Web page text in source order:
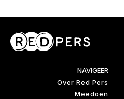
NAVIGEER
Over Red Pers
Meedoen